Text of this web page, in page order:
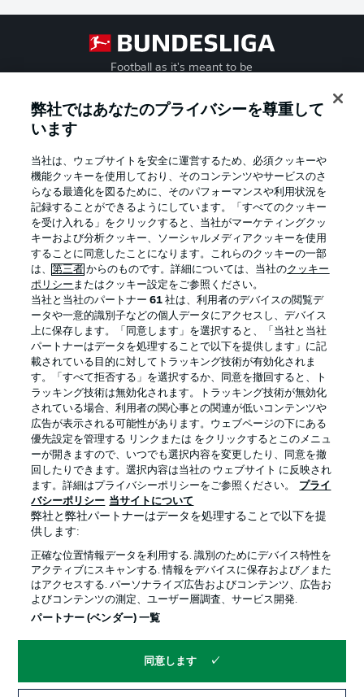
Football as it's meant to be
Official Partners
プライバシー・ポリシー 優先設定を管理する
利用条件 放送局
求人 選手
当サイトについて
© 2026 Bundesliga-Gruppe GmbH
言語をお選びください
弊社ではあなたのプライバシーを尊重して
います
当社は、ウェブサイトを安全に運営するため、必須クッキーや
機能クッキーを使用しており、そのコンテンツやサービスのさ
らなる最適化を図るために、そのパフォーマンスや利用状況を
記録することができるようにしています。「すべてのクッキー
を受け入れる」をクリックすると、当社がマーケティングクッ
キーおよび分析クッキー、ソーシャルメディアクッキーを使用
することに同意したことになります。これらのクッキーの一部
は、第三者 からのものです。詳細については、当社のクッキー
ポリシー またはクッキー設定をご参照ください。
当社と当社のパートナー61 社は、利用者のデバイスの閲覧デ
ータや一意的識別子などの個人データにアクセスし、デバイス
上に保存します。「同意します」を選択すると、「当社と当社
パートナーはデータを処理することで以下を提供します」に記
載されている目的に対してトラッキング技術が有効化されま
す。「すべて拒否する」を選択するか、同意を撤回すると、ト
ラッキング技術は無効化されます。トラッキング技術が無効化
されている場合、利用者の関心事との関連が低いコンテンツや
広告が表示される可能性があります。ウェブページの下にある
優先設定を管理する リンクまたは をクリックするとこのメニュ
ーが開きますので、いつでも選択内容を変更したり、同意を撤
回したりできます。選択内容は当社の ウェブサイト に反映され
ます。詳細はプライバシーポリシーをご参照ください。
プライ
バシーポリシー 当サイトについて
弊社と弊社パートナーはデータを処理することで以下を提
供します:
正確な位置情報データを利用する. 識別のためにデバイス特性を
アクティブにスキャンする. 情報をデバイスに保存および／また
はアクセスする. パーソナライズ広告およびコンテンツ、広告お
よびコンテンツの測定、ユーザー層調査、サービス開発.
パートナー (ベンダー) 一覧
同意します